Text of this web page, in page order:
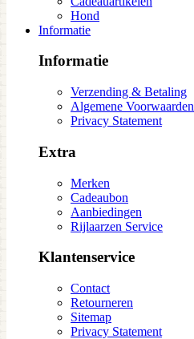
Hond
Informatie
Informatie
Verzending & Betaling
Algemene Voorwaarden
Privacy Statement
Extra
Merken
Cadeaubon
Aanbiedingen
Rijlaarzen Service
Klantenservice
Contact
Retourneren
Sitemap
Privacy Statement